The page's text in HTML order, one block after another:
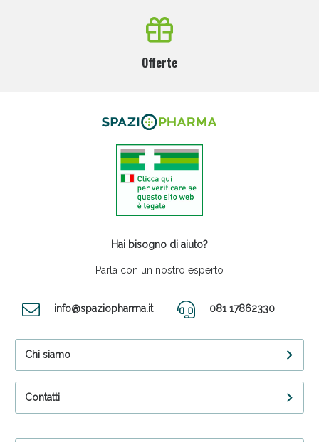
Offerte
Hai bisogno di aiuto?
Parla con un nostro esperto
info@spaziopharma.it 081 17862330
Chi siamo
Contatti